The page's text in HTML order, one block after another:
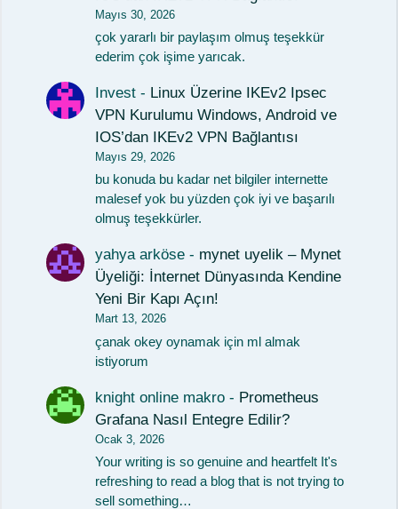
Mayıs 30, 2026
çok yararlı bir paylaşım olmuş teşekkür
ederim çok işime yarıcak.
Invest - Linux Üzerine IKEv2 Ipsec
VPN Kurulumu Windows, Android ve
IOS’dan IKEv2 VPN Bağlantısı
Mayıs 29, 2026
bu konuda bu kadar net bilgiler internette
malesef yok bu yüzden çok iyi ve başarılı
olmuş teşekkürler.
yahya arköse - mynet uyelik – Mynet
Üyeliği: İnternet Dünyasında Kendine
Yeni Bir Kapı Açın!
Mart 13, 2026
çanak okey oynamak için ml almak
istiyorum
knight online makro - Prometheus
Grafana Nasıl Entegre Edilir?
Ocak 3, 2026
Your writing is so genuine and heartfelt It's
refreshing to read a blog that is not trying to
sell something…